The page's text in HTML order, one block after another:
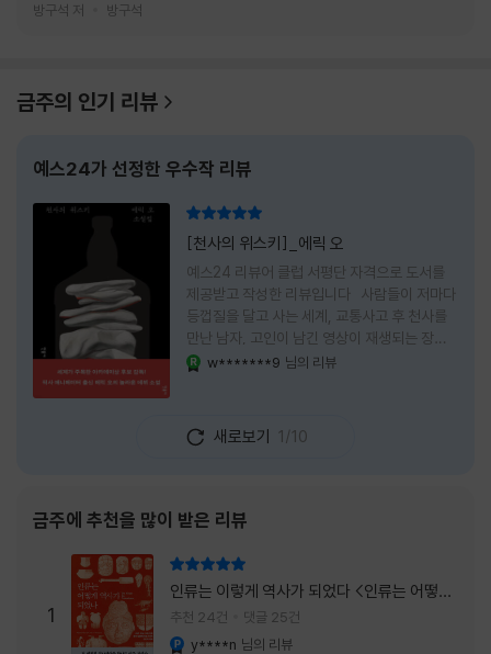
방구석 저 방구석
금주의 인기 리뷰
예스24가 선정한 우수작 리뷰
[천사의 위스키]_에릭 오
예스24 리뷰어 클럽 서평단 자격으로 도서를
제공받고 작성한 리뷰입니다 사람들이 저마다
등껍질을 달고 사는 세계, 교통사고 후 천사를
만난 남자, 고인이 남긴 영상이 재생되는 장례
식장에서 똥을 싼 개. 이 책에는 몇 줄만 읽어도
넘어가 있었다. 소설을 읽으면서 잘 만든 단편
애니메이션 여러 편을 차례로 보는 기분이 들었
선명하게 그려졌고, 한 편이 끝날 때마다 질문
이 뒤따라왔다. 감출 수 없는 세계는 더 다정할
까 「등껍질」의 세계에서 사람들은 저마다 다른
등껍질을 달고 살아간다. 몸의 일부이면서 한
사람을 표현하는 수단
w*******9 님의 리뷰
새로보기 1/10
금주에 추천을 많이 받은 리뷰
1
인류는 이렇게 역사가 되었다 <인류는 어떻게
역사가 되었나>
추천 24건 댓글 25건
y****n 님의 리뷰